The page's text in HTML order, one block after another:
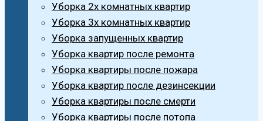
Уборка 2х комнатных квартир
Уборка 3х комнатных квартир
Уборка запущенных квартир
Уборка квартир после ремонта
Уборка квартиры после пожара
Уборка квартир после дезинсекции
Уборка квартиры после смерти
Уборка квартиры после потопа